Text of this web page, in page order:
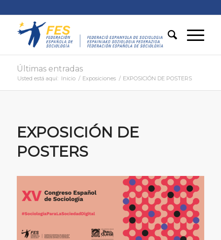
Últimas entradas
Usted está aquí: Inicio / Exposiciones / EXPOSICIÓN DE POSTERS
EXPOSICIÓN DE
POSTERS